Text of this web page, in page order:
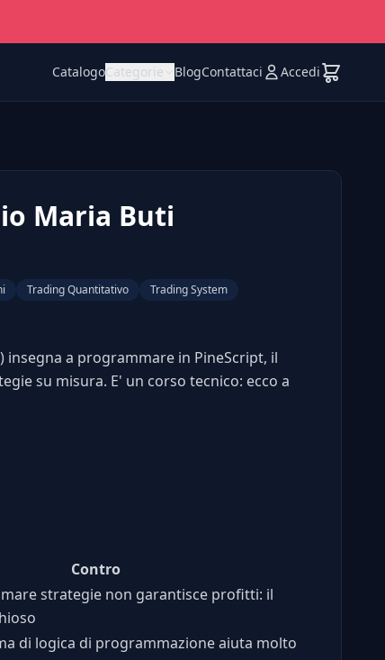
CatalogoCategorie BlogContattaci Accedi
Maria Buti
Trading Quantitativo
Trading System
a programmare in PineScript, il
su misura. E' un corso tecnico: ecco a
Contro
strategie non garantisce profitti: il
di logica di programmazione aiuta molto